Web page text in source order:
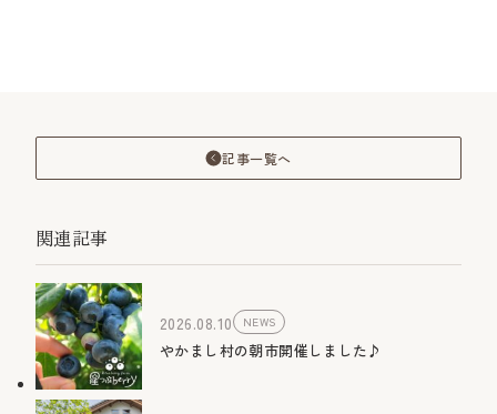
記事一覧へ
関連記事
2026.08.10 NEWS
やかまし村の朝市開催しました♪